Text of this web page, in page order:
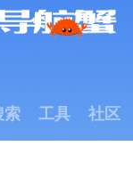
索 工具 社区